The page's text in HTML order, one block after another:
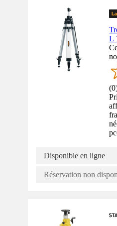
L
(0
Disponible en ligne
Réservation non